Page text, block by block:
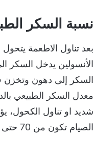
نسبة السكر
بعد تناول الاطعمة
الأنسولين يدخل السكر
السكر إلى دهون وتخزن
معدل السكر الطبيعي
الصيام تكون من 70 حتى 99 ملغ/ دل .